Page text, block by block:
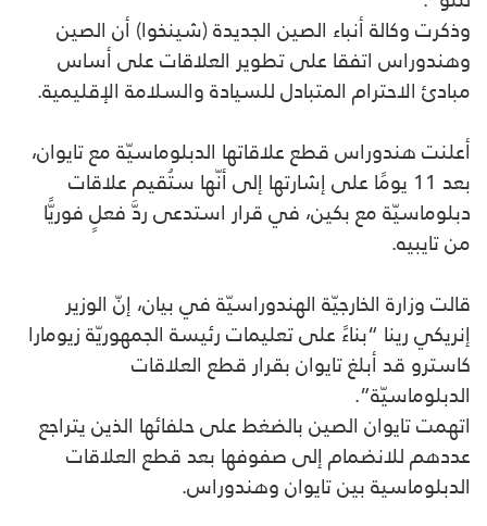
وذكرت وكالة أنباء الصين الجديدة (شينخوا) أن الصين
وهندوراس اتفقا على تطوير العلاقات على أساس
مبادئ الاحترام المتبادل للسيادة والسلامة الإقليمية.
أعلنت هندوراس قطع علاقاتها الدبلوماسيّة مع تايوان،
بعد 11 يومًا على إشارتها إلى أنّها ستُقيم علاقات
دبلوماسيّة مع بكين، في قرار استدعى ردَّ فعلٍ فوريًّا
من تايبيه.
قالت وزارة الخارجيّة الهندوراسيّة في بيان، إنّ الوزير
إنريكي رينا “بناءً على تعليمات رئيسة الجمهوريّة زيومارا
كاسترو قد أبلغ تايوان بقرار قطع العلاقات
الدبلوماسيّة”.
اتهمت تايوان الصين بالضغط على حلفائها الذين يتراجع
عددهم للانضمام إلى صفوفها بعد قطع العلاقات
الدبلوماسية بين تايوان وهندوراس.